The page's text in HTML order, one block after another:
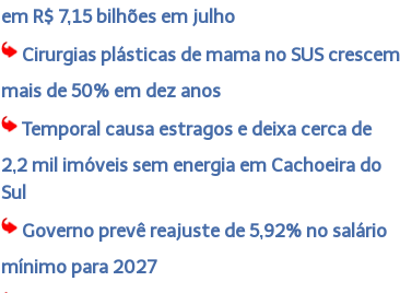
em R$ 7,15 bilhões em julho
Cirurgias plásticas de mama no SUS crescem
mais de 50% em dez anos
Temporal causa estragos e deixa cerca de
2,2 mil imóveis sem energia em Cachoeira do
Sul
Governo prevê reajuste de 5,92% no salário
mínimo para 2027